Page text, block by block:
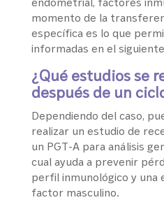
momento de la
específica es lo que
informadas en el
¿Qué estudios se
después de un
Dependiendo del caso,
realizar un estudio de
un PGT-A para análisis
cual ayuda a prevenir
perfil inmunológico y una
factor masculino.